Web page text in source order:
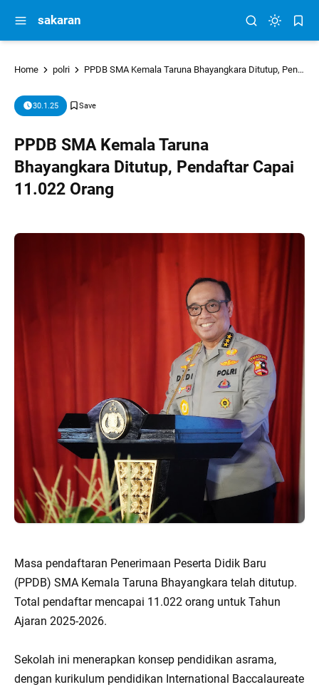
sakaran
Home polri PPDB SMA Kemala Taruna Bhayangkara Ditutup, Pendaftar Capai 11.022 Orang
30.1.25
PPDB SMA Kemala Taruna
Bhayangkara Ditutup, Pendaftar Capai
11.022 Orang
Masa pendaftaran Penerimaan Peserta Didik Baru
(PPDB) SMA Kemala Taruna Bhayangkara telah ditutup.
Total pendaftar mencapai 11.022 orang untuk Tahun
Ajaran 2025-2026.
Sekolah ini menerapkan konsep pendidikan asrama,
dengan kurikulum pendidikan International Baccalaureate